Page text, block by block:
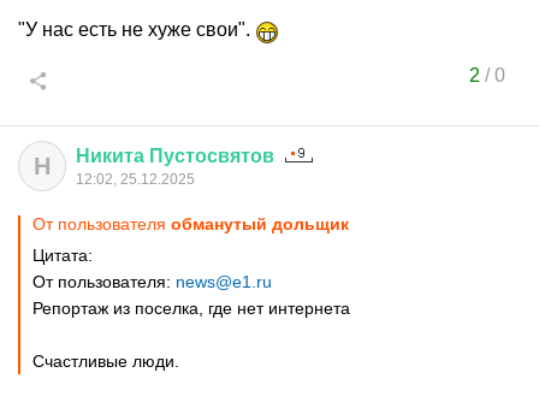
"У нас есть не хуже свои".
2 /0
Н Никита Пустосвятов
12:02, 25.12.2025
От пользователя обманутый дольщик
Цитата:
От пользователя: news@e1.ru
Репортаж из поселка, где нет интернета
Счастливые люди.